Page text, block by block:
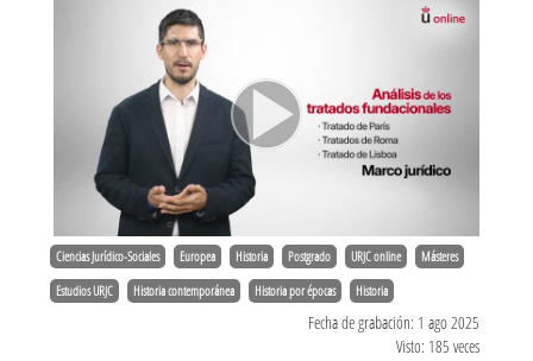
Ciencias Jurídico-Sociales Europea Historia Postgrado URJC online Másteres
Estudios URJC Historia contemporánea Historia por épocas Historia
Fecha de grabación: 1 ago 2025
Visto: 185 veces